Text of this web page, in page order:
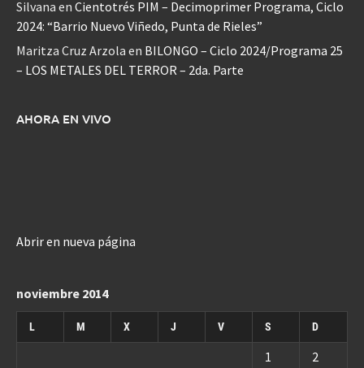
Silvana en Cientotrés PIM – Decimoprimer Programa, Ciclo
2024: “Barrio Nuevo Viñedo, Punta de Rieles”
Maritza Cruz Arzola en BILONGO – Ciclo 2024/Programa 25
– LOS METALES DEL TERROR – 2da. Parte
AHORA EN VIVO
Abrir en nueva página
noviembre 2014
L M X J V S D
1 2